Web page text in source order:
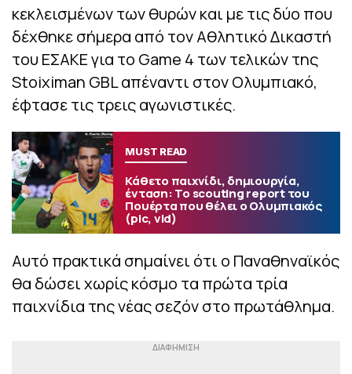
κεκλεισμένων των θυρών και με τις δύο που
δέχθηκε σήμερα από τον Αθλητικό Δικαστή
του ΕΣΑΚΕ για το Game 4 των τελικών της
Stoiximan GBL απέναντι στον Ολυμπιακό,
έφτασε τις τρεις αγωνιστικές.
MUST READ
Κάθετο παιχνίδι, δημιουργία,
ένταση: Το scouting report του
Πουέρτα που θέλει ο Ολυμπιακός
(pic, vid)
Αυτό πρακτικά σημαίνει ότι ο Παναθηναϊκός
θα δώσει χωρίς κόσμο τα πρώτα τρία
παιχνίδια της νέας σεζόν στο πρωτάθλημα.